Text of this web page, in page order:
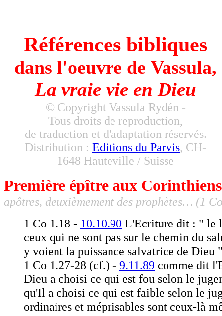
Références bibliques
dans l'oeuvre de Vassula,
La vraie vie en Dieu
© Copyright Vassula Rydén -
Tous droits de reproduction,
de traduction et d'adaptation réservés.
Distribution : Editions du Parvis, CH-
1648 Hauteville / Suisse
Première épître aux Corinthiens
apôtres, deuxièmement des prophètes… (1
1 Co 1.18 - 10.10.90 L'Ecriture dit : " le
ceux qui ne sont pas sur le chemin du
y voient la puissance salvatrice de Dieu "
1 Co 1.27-28 (cf.) - 9.11.89 comme dit
Dieu a choisi ce qui est fou selon le
qu'Il a choisi ce qui est faible selon le
ordinaires et méprisables sont ceux-là